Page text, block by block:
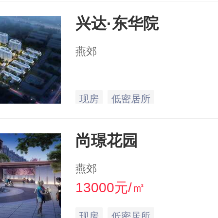
兴达·东华院
燕郊
现房 低密居所
尚璟花园
燕郊
13000元/㎡